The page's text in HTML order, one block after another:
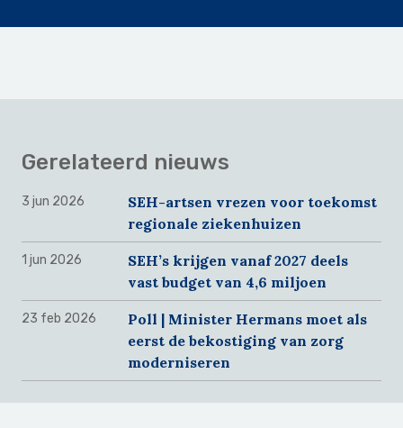
Gerelateerd nieuws
3 jun 2026
SEH-artsen vrezen voor toekomst
regionale ziekenhuizen
1 jun 2026
SEH’s krijgen vanaf 2027 deels
vast budget van 4,6 miljoen
23 feb 2026
Poll | Minister Hermans moet als
eerst de bekostiging van zorg
moderniseren